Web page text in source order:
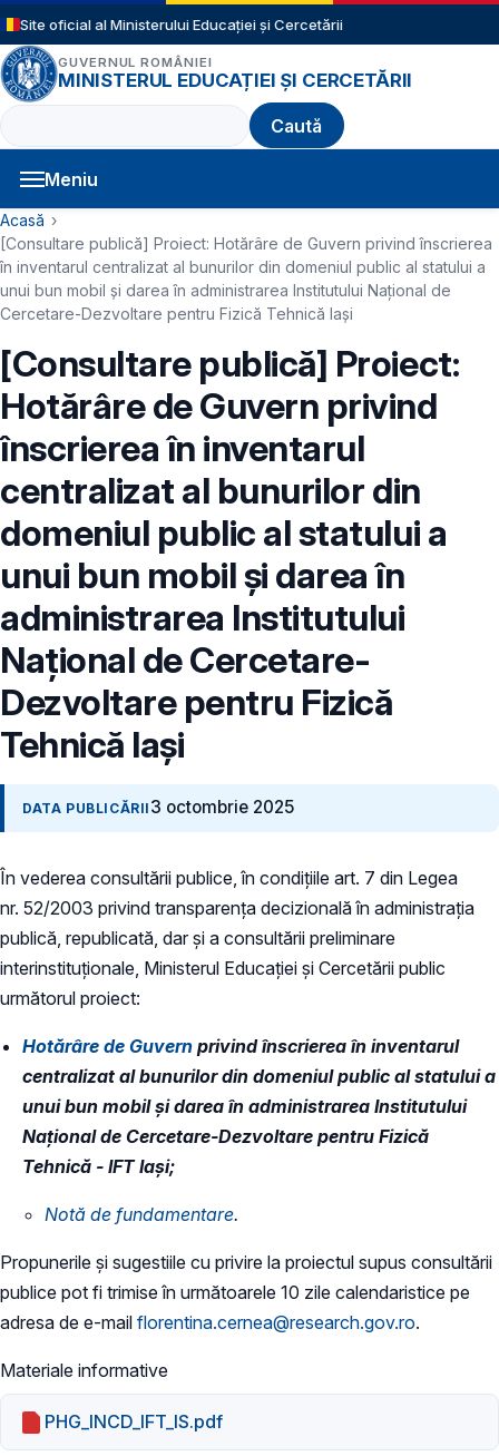
Sari la conținutul principal
Site oficial al Ministerului Educației și Cercetării
GUVERNUL ROMÂNIEI
MINISTERUL EDUCAȚIEI ȘI CERCETĂRII
Caută
Meniu
Navigație principală
Cale de navigare
Acasă
[Consultare publică] Proiect: Hotărâre de Guvern privind înscrierea
în inventarul centralizat al bunurilor din domeniul public al statului a
unui bun mobil şi darea în administrarea Institutului Naţional de
Cercetare-Dezvoltare pentru Fizică Tehnică Iași
[Consultare publică] Proiect:
Hotărâre de Guvern privind
înscrierea în inventarul
centralizat al bunurilor din
domeniul public al statului a
unui bun mobil şi darea în
administrarea Institutului
Naţional de Cercetare-
Dezvoltare pentru Fizică
Tehnică Iași
DATA PUBLICĂRII 3 octombrie 2025
În vederea consultării publice, în condiţiile art. 7 din Legea
nr. 52/2003 privind transparenţa decizională în administraţia
publică, republicată, dar și a consultării preliminare
interinstituționale, Ministerul Educaţiei și Cercetării public
următorul proiect:
Hotărâre de Guvern privind înscrierea în inventarul
centralizat al bunurilor din domeniul public al statului a
unui bun mobil şi darea în administrarea Institutului
Naţional de Cercetare-Dezvoltare pentru Fizică
Tehnică - IFT Iaşi;
​Notă de fundamentare.
Propunerile și sugestiile cu privire la proiectul supus consultării
publice pot fi trimise în următoarele 10 zile calendaristice pe
adresa de e-mail florentina.cernea@research.gov.ro.
Materiale informative
PHG_INCD_IFT_IS.pdf